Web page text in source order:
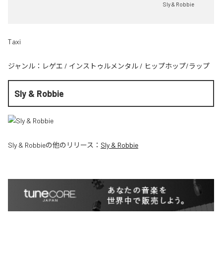
Sly & Robbie
Taxi
ジャンル： レゲエ / インストゥルメンタル / ヒップホップ/ラップ
Sly & Robbie
Sly & Robbieの他のリリース： Sly & Robbie